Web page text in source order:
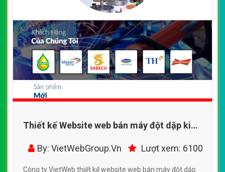
Thiết kế Website web bán máy đột dập kim
loại - wwweutccomvn
By: VietWebGroup.Vn Lượt xem: 6100
Công ty VietWeb thiết kế website web bán máy đột dập